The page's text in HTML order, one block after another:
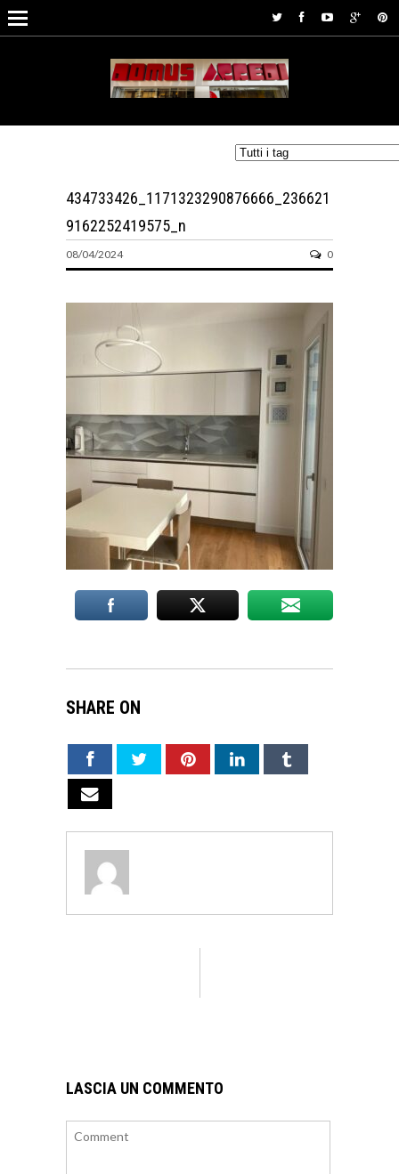
434733426_1171323290876666_236621
9162252419575_n
08/04/2024 0
SHARE ON
LASCIA UN COMMENTO